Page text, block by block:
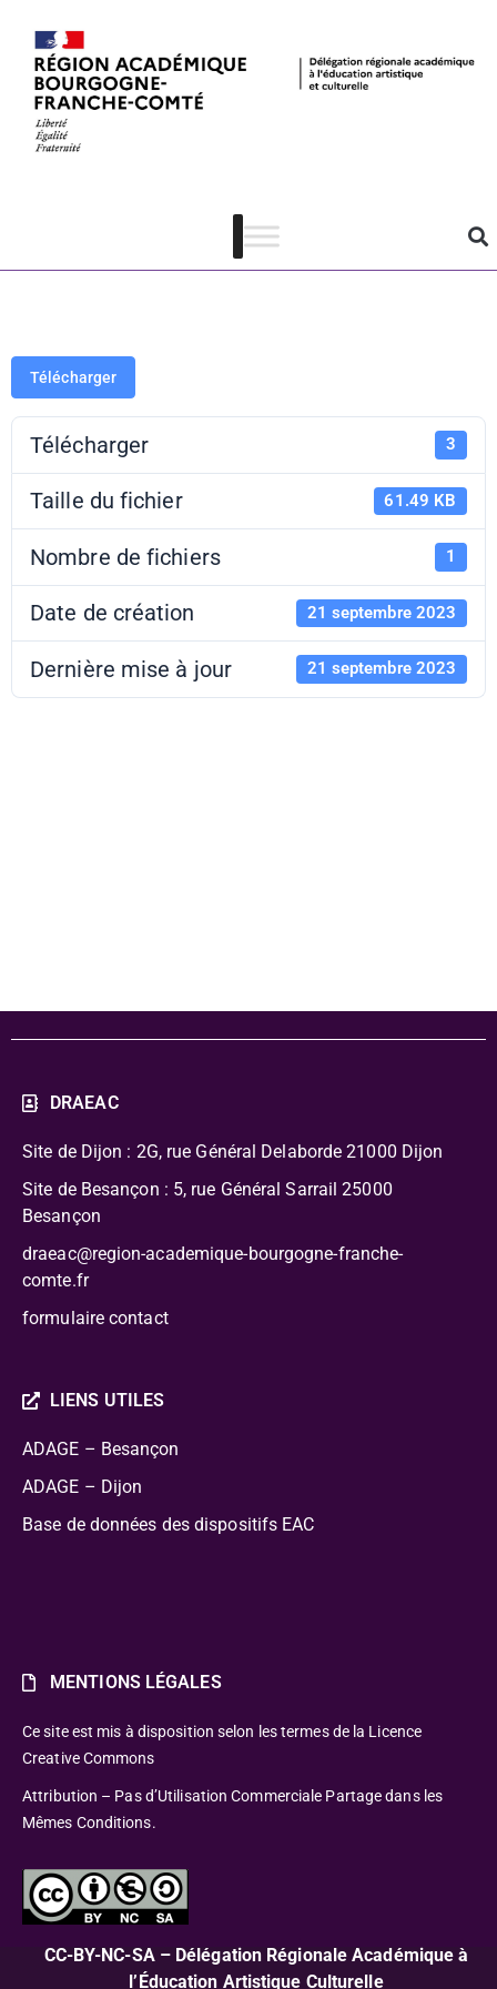
Mission ESE –
Le Consortium
– Dijon
Télécharger
Télécharger 3
Taille du fichier 61.49 KB
Nombre de fichiers 1
Date de création 21 septembre 2023
Dernière mise à jour 21 septembre 2023
DRAEAC
Site de Dijon : 2G, rue Général Delaborde 21000 Dijon
Site de Besançon : 5, rue Général Sarrail 25000
Besançon
draeac@region-academique-bourgogne-franche-
comte.fr
formulaire contact
LIENS UTILES
ADAGE – Besançon
ADAGE – Dijon
Base de données des dispositifs EAC
MENTIONS LÉGALES
Ce site est mis à disposition selon les termes de la Licence
Creative Commons
Attribution – Pas d’Utilisation Commerciale Partage dans les
Mêmes Conditions.
CC-BY-NC-SA – Délégation Régionale Académique à
l’Éducation Artistique Culturelle